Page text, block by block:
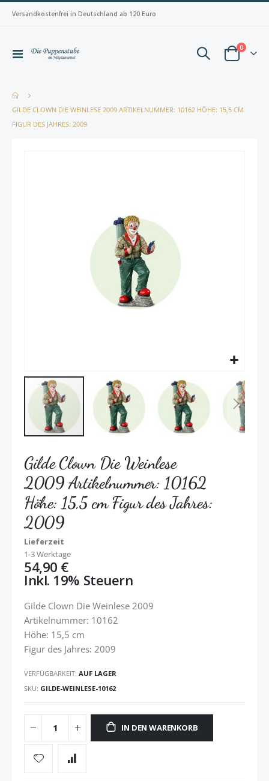
Versandkostenfrei in Deutschland ab 120 Euro
Navigation
Warenkorb
0Artikel
GILDE CLOWN DIE WEINLESE 2009 ARTIKELNUMMER: 10162 HÖHE: 15,5 CM
FIGUR DES JAHRES: 2009
Gilde Clown Die Weinlese
2009 Artikelnummer: 10162
Höhe: 15,5 cm Figur des Jahres:
2009
Lieferzeit
1-3 Werktage
54,90 €
Inkl. 19% Steuern
Gilde Clown Die Weinlese 2009
Artikelnummer: 10162
Höhe: 15,5 cm
Figur des Jahres: 2009
VERFÜGBARKEIT: AUF LAGER
SKU GILDE-WEINLESE-10162
IN DEN WARENKORB